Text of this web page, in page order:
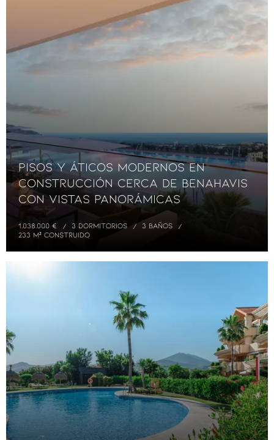
Pisos y áticos modernos en
construcción cerca de Benahavis
con vistas panorámicas
1.038.000 € 3 DORMITORIOS
3 BAÑOS
233 M² CONSTRUIDO